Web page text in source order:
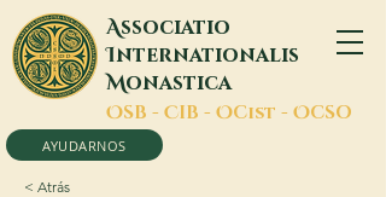
Associatio
Internationalis
Monastica
OSB - CIB - OCist - OCSO
AYUDARNOS
< Atrás